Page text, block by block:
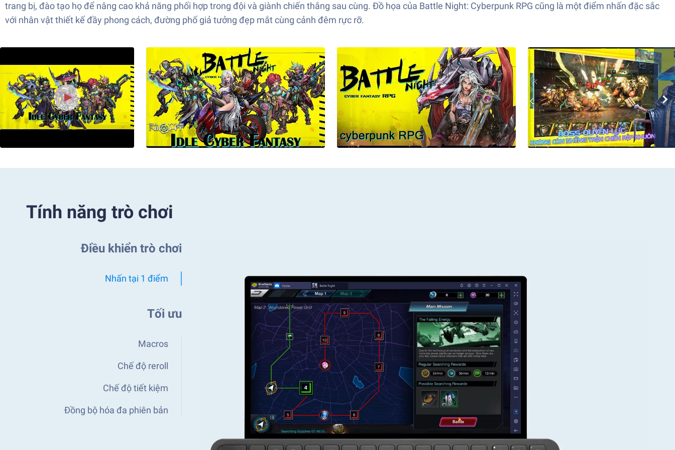
trang bị, đào tạo họ để nâng cao khả năng phối hợp trong đội và giành chiến thắng sau cùng. Đồ họa của Battle Night: Cyberpunk RPG cũng là một điểm nhấn đặc sắc
với nhân vật thiết kế đầy phong cách, đường phố giả tưởng đẹp mắt cùng cảnh đêm rực rỡ.
Tính năng trò chơi
Điều khiển trò chơi
Nhấn tại 1 điểm
Tối ưu
Macros
Chế độ reroll
Chế độ tiết kiệm
Đồng bộ hóa đa phiên bản